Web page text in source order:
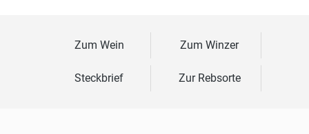
Zum Wein Zum Winzer
Steckbrief Zur Rebsorte